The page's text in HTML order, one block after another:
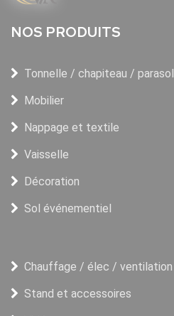
NOS PRODUITS
Tonnelle / chapiteau / parasol
Mobilier
Nappage et textile
Vaisselle
Décoration
Sol événementiel
Chauffage / élec / ventilation
Stand et accessoires